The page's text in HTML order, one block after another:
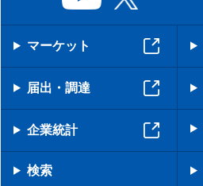
マーケット
届出・調達
企業統計
検索